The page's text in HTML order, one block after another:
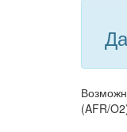
(AFR/